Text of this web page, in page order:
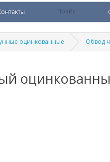
Прайс
оцинкованные Обвод